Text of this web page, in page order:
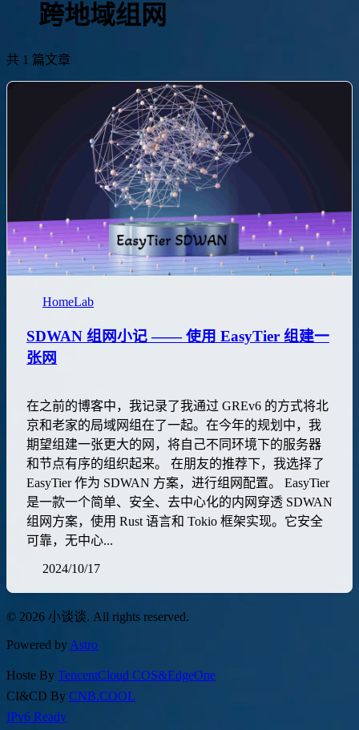
跨地域组网
共 1 篇文章
HomeLab
SDWAN 组网小记 —— 使用 EasyTier 组建一
张网
在之前的博客中，我记录了我通过 GREv6 的方式将北
京和老家的局域网组在了一起。在今年的规划中，我
期望组建一张更大的网，将自己不同环境下的服务器
和节点有序的组织起来。 在朋友的推荐下，我选择了
EasyTier 作为 SDWAN 方案，进行组网配置。 EasyTier
是一款一个简单、安全、去中心化的内网穿透 SDWAN
组网方案，使用 Rust 语言和 Tokio 框架实现。它安全
可靠，无中心...
2024/10/17
© 2026 小谈谈. All rights reserved.
Powered by Astro
Hoste By TencentCloud COS&EdgeOne
CI&CD By CNB.COOL
IPv6 Ready